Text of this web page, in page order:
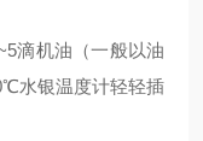
滴机油（一般以油
℃水银温度计轻轻插